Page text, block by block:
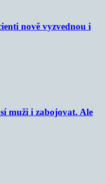
nově vyzvednou i
muži i zabojovat. Ale